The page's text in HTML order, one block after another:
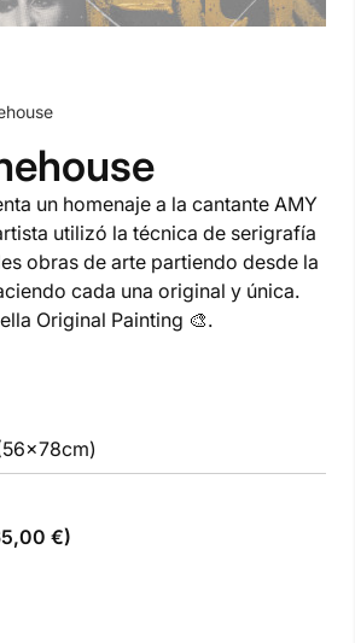
un homenaje a la cantante AMY
utilizó la técnica de serigrafía
obras de arte partiendo desde la
cada una original y única.
Original Painting 🎨.
€)